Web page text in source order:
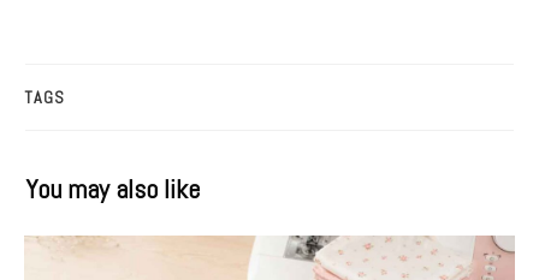
TAGS
You may also like